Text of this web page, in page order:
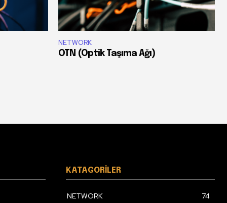
NETWORK
OTN (Optik Taşıma Ağı)
KATAGORILER
NETWORK
74